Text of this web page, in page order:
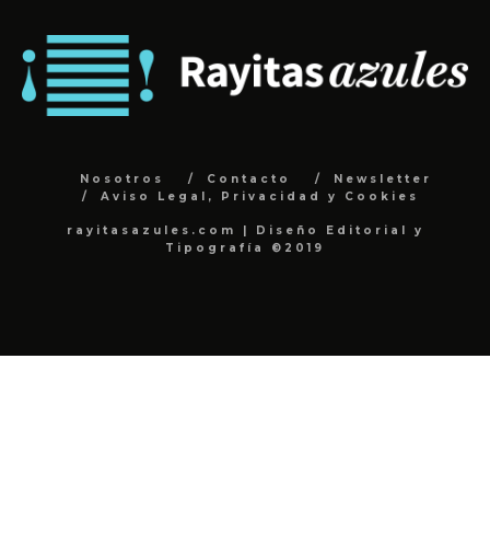
Nosotros Contacto
Newsletter
Aviso Legal, Privacidad y Cookies
rayitasazules.com | Diseño Editorial y
Tipografía ©2019